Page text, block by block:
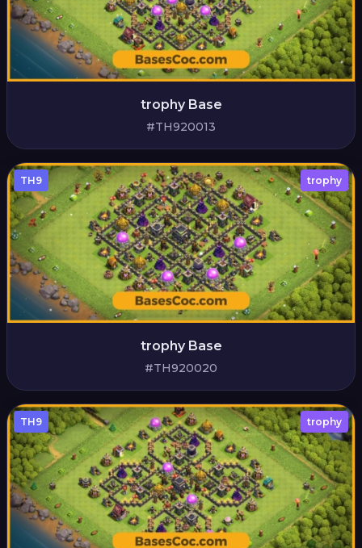
trophy Base
#TH920013
TH9 trophy
trophy Base
#TH920020
TH9 trophy